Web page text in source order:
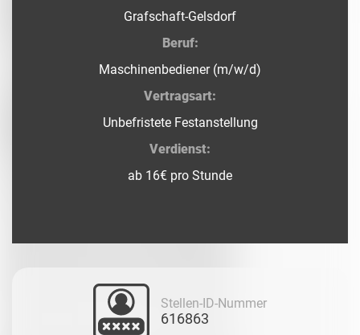
Grafschaft-Gelsdorf
Beruf:
Maschinenbediener (m/w/d)
Vertragsart:
Unbefristete Festanstellung
Verdienst:
ab 16€ pro Stunde
Stellen-ID-Nummer
616863